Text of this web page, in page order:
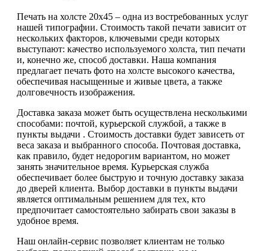
Печать на холсте 20х45 – одна из востребованных услуг
нашей типографии. Стоимость такой печати зависит от
нескольких факторов, ключевыми среди которых
выступают: качество используемого холста, тип печати
и, конечно же, способ доставки. Наша компания
предлагает печать фото на холсте высокого качества,
обеспечивая насыщенные и живые цвета, а также
долговечность изображения.
Доставка заказа может быть осуществлена несколькими
способами: почтой, курьерской службой, а также в
пункты выдачи . Стоимость доставки будет зависеть от
веса заказа и выбранного способа. Почтовая доставка,
как правило, будет недорогим вариантом, но может
занять значительное время. Курьерская служба
обеспечивает более быструю и точную доставку заказа
до дверей клиента. Выбор доставки в пункты выдачи
является оптимальным решением для тех, кто
предпочитает самостоятельно забирать свои заказы в
удобное время.
Наш онлайн-сервис позволяет клиентам не только